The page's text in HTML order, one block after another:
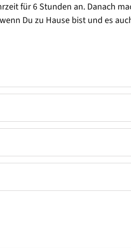
für 6 Stunden an. Danach
Du zu Hause bist und es